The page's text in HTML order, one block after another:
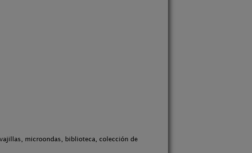
microondas, biblioteca, colección de